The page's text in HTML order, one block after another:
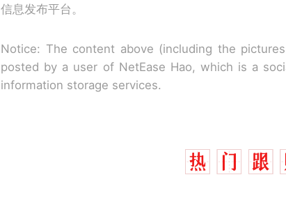
信息发布平台。
Notice: The content above (including the
posted by a user of NetEase Hao, which is a
information storage services.
那个在床头放菜刀的女孩，因